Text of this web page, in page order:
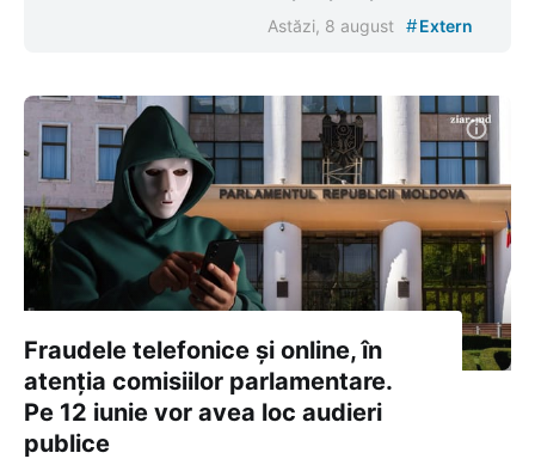
Astăzi, 8 august #Extern
Fraudele telefonice și online, în
atenția comisiilor parlamentare.
Pe 12 iunie vor avea loc audieri
publice